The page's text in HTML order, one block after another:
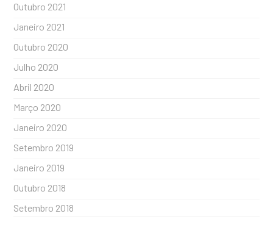
Outubro 2021
Janeiro 2021
Outubro 2020
Julho 2020
Abril 2020
Março 2020
Janeiro 2020
Setembro 2019
Janeiro 2019
Outubro 2018
Setembro 2018